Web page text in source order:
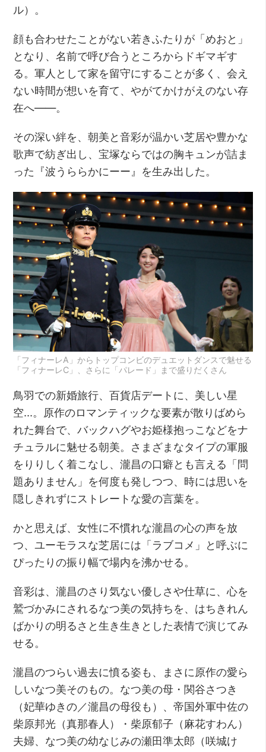
ル）。
顔も合わせたことがない若きふたりが「めおと」
となり、名前で呼び合うところからドギマギす
る。軍人として家を留守にすることが多く、会え
ない時間が想いを育て、やがてかけがえのない存
在へ――。
その深い絆を、朝美と音彩が温かい芝居や豊かな
歌声で紡ぎ出し、宝塚ならではの胸キュンが詰ま
った『波うららかにーー』を生み出した。
「フィナーレA」からトップコンビのデュエットダンスで魅せる
「フィナーレC」、さらに「パレード」まで盛りだくさん
鳥羽での新婚旅行、百貨店デートに、美しい星
空…。原作のロマンティックな要素が散りばめら
れた舞台で、バックハグやお姫様抱っこなどをナ
チュラルに魅せる朝美。さまざまなタイプの軍服
をりりしく着こなし、瀧昌の口癖とも言える「問
題ありません」を何度も発しつつ、時には思いを
隠しきれずにストレートな愛の言葉を。
かと思えば、女性に不慣れな瀧昌の心の声を放
つ、ユーモラスな芝居には「ラブコメ」と呼ぶに
ぴったりの振り幅で場内を沸かせる。
音彩は、瀧昌のさり気ない優しさや仕草に、心を
鷲づかみにされるなつ美の気持ちを、はちきれん
ばかりの明るさと生き生きとした表情で演じてみ
せる。
瀧昌のつらい過去に憤る姿も、まさに原作の愛ら
しいなつ美そのもの。なつ美の母・関谷さつき
（妃華ゆきの／瀧昌の母役も）、帝国外軍中佐の
柴原邦光（真那春人）・柴原郁子（麻花すわん）
夫婦、なつ美の幼なじみの瀬田準太郎（咲城け